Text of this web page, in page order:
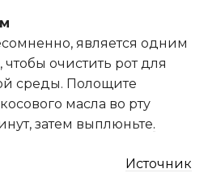
является одним
очистить рот для
среды. Полощите
масла во рту
затем выплюньте.
Источник